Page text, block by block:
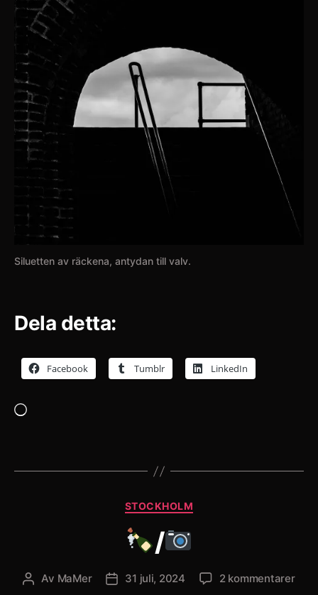
Siluetten av räckena, antydan till valv.
Dela detta:
Facebook Tumblr LinkedIn
Kategorier
STOCKHOLM
/
Inläggsförfattare
Av MaMer Inläggsdatum
31 juli, 2024 2 kommentarertill